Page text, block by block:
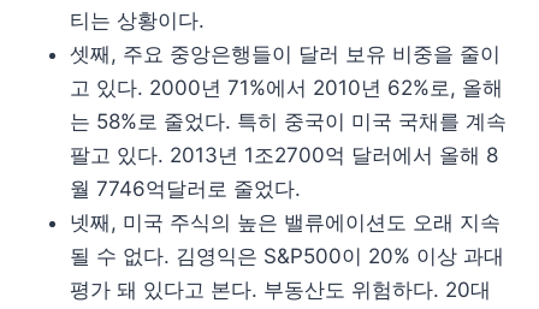
티는 상황이다.
셋째, 주요 중앙은행들이 달러 보유 비중을 줄이
고 있다. 2000년 71%에서 2010년 62%로, 올해
는 58%로 줄었다. 특히 중국이 미국 국채를 계속
팔고 있다. 2013년 1조2700억 달러에서 올해 8
월 7746억달러로 줄었다.
넷째, 미국 주식의 높은 밸류에이션도 오래 지속
될 수 없다. 김영익은 S&P500이 20% 이상 과대
평가 돼 있다고 본다. 부동산도 위험하다. 20대